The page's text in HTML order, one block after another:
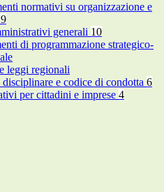
normativi su organizzazione e
9
generali 10
di programmazione strategico-
leggi regionali
e codice di condotta 6
per cittadini e imprese 4